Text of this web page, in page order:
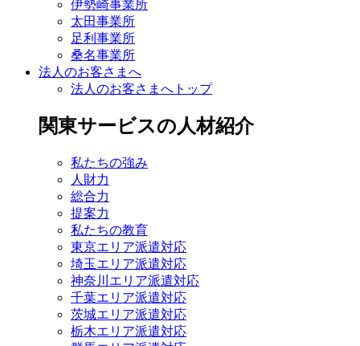
伊勢崎事業所
太田事業所
足利事業所
桑名事業所
法人のお客さまへ
法人のお客さまへトップ
関東サービスの人材紹介
私たちの強み
人財力
総合力
提案力
私たちの教育
東京エリア派遣対応
埼玉エリア派遣対応
神奈川エリア派遣対応
千葉エリア派遣対応
茨城エリア派遣対応
栃木エリア派遣対応